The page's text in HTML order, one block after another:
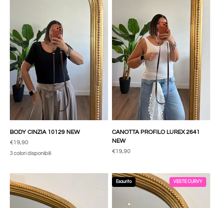
BODY CINZIA 10129 NEW
Prezzo scontato
€19,90
3 colori disponibili
CANOTTA PROFILO LUREX 2641
NEW
Prezzo scontato
€19,90
Esaurito VESTE CURVY